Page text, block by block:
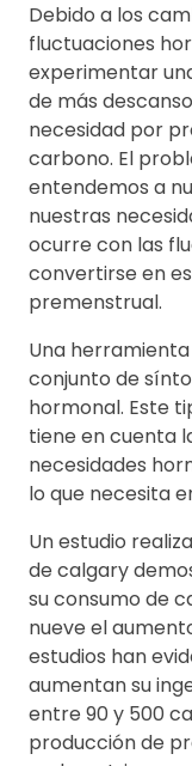
Debido a los
fluctuaciones
experimentar
de más
necesidad por
carbono. El
entendemos a
nuestras
ocurre con las
convertirse en
premenstrual.
Una
conjunto de
hormonal. Este
tiene en cuenta
necesidades
lo que necesita
Un estudio
de calgary
su consumo de
nueve el
estudios han
aumentan su
entre 90 y 500
producción de